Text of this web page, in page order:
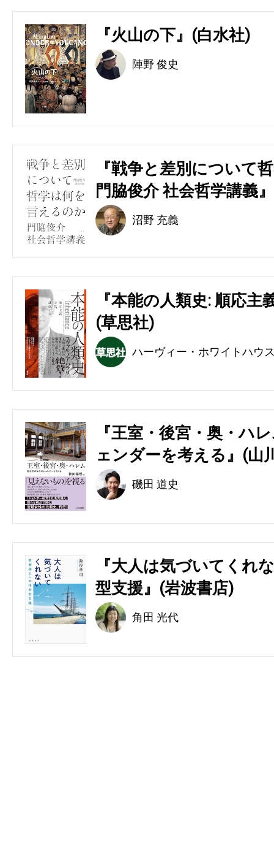
『火山の下』(白水社)
陣野 俊史
『戦争と差別について
門脇俊介 社会哲学講義
沼野 充義
『本能の人類史: 順応
(草思社)
ハーヴィー・ホワイトハウ
『王室・後宮・奥・ハ
ェンダーを考える』(山
磯田 道史
『大人は気づいてくれ
型支援』(岩波書店)
角田 光代